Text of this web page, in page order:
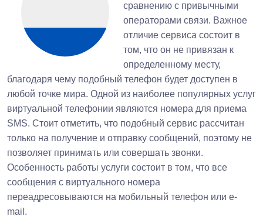
сравнению с привычными
операторами связи. Важное
отличие сервиса состоит в
том, что он не привязан к
определенному месту,
благодаря чему подобный телефон будет доступен в
любой точке мира. Одной из наиболее популярных услуг
виртуальной телефонии являются номера для приема
SMS. Стоит отметить, что подобный сервис рассчитан
только на получение и отправку сообщений, поэтому не
позволяет принимать или совершать звонки.
Особенность работы услуги состоит в том, что все
сообщения с виртуального номера
переадресовываются на мобильный телефон или e-
mail.